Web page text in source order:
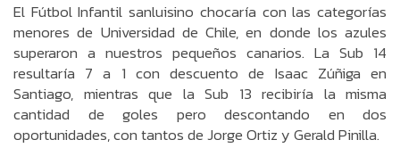
El Fútbol Infantil sanluisino chocaría con las categorías
menores de Universidad de Chile, en donde los azules
superaron a nuestros pequeños canarios. La Sub 14
resultaría 7 a 1 con descuento de Isaac Zúñiga en
Santiago, mientras que la Sub 13 recibiría la misma
cantidad de goles pero descontando en dos
oportunidades, con tantos de Jorge Ortiz y Gerald Pinilla.